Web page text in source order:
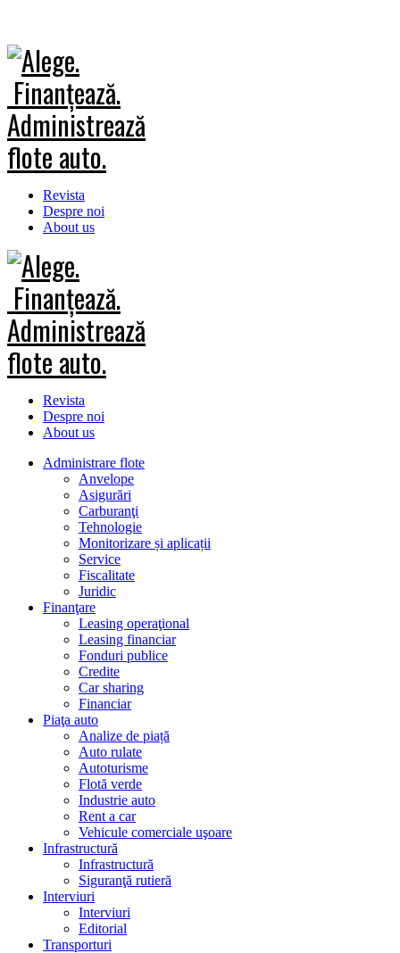
Revista
Despre noi
About us
Revista
Despre noi
About us
Administrare flote
Anvelope
Asigurări
Carburanţi
Tehnologie
Monitorizare și aplicații
Service
Fiscalitate
Juridic
Finanţare
Leasing operaţional
Leasing financiar
Fonduri publice
Credite
Car sharing
Financiar
Piaţa auto
Analize de piață
Auto rulate
Autoturisme
Flotă verde
Industrie auto
Rent a car
Vehicule comerciale uşoare
Infrastructură
Infrastructură
Siguranţă rutieră
Interviuri
Interviuri
Editorial
Transporturi